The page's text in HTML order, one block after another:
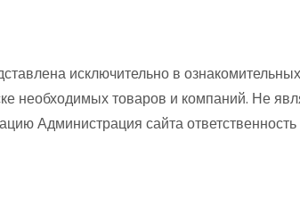
исключительно в
необходимых товаров и компаний. Не
Администрация сайта ответственность